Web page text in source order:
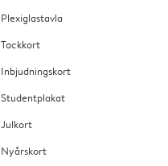
Plexiglastavla
Tackkort
Inbjudningskort
Studentplakat
Julkort
Nyårskort